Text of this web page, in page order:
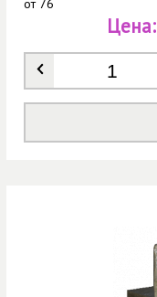
Количество
Цена: